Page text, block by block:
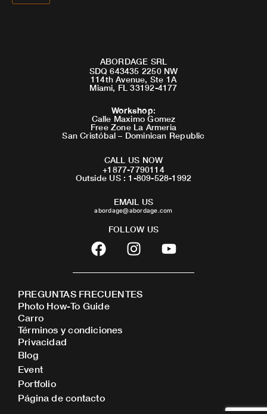
ABORDAGE SRL
SDQ 643435 2250 NW
114th Avenue, Ste 1A
Miami, FL 33192-4177
Workshop:
Calle Maximo Gomez
Free Zone La Armeria
San Cristóbal – Dominican Republic
CALL US NOW
+1877-7790114
Outside US : 1-809-528-1992
EMAIL US
abordage@abordage.com
FOLLOW US
F
a
c
b
o
o
I
n
s
a
Y
o
u
PREGUNTAS FRECUENTES
Photo How-To Guide
Carro
Términos y condiciones
Privacidad
Blog
Event
Portfolio
Página de contacto